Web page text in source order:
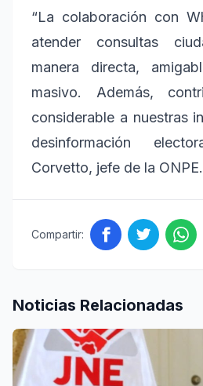
“La colaboración con
atender consultas
manera directa,
masivo. Además,
considerable a nuestras
desinformación
Corvetto, jefe de la ONPE.
Compartir:
Noticias Relacionadas